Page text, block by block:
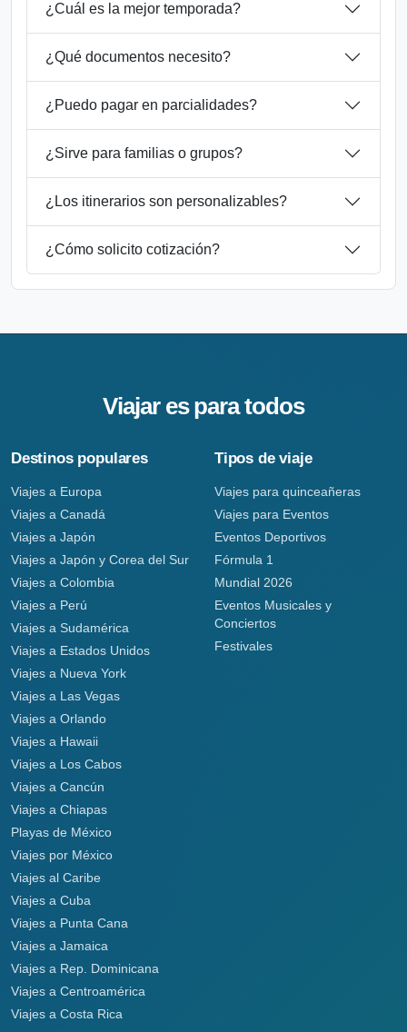
¿Cuál es la mejor temporada?
¿Qué documentos necesito?
¿Puedo pagar en parcialidades?
¿Sirve para familias o grupos?
¿Los itinerarios son personalizables?
¿Cómo solicito cotización?
Viajar es para todos
Destinos populares
Viajes a Europa
Viajes a Canadá
Viajes a Japón
Viajes a Japón y Corea del Sur
Viajes a Colombia
Viajes a Perú
Viajes a Sudamérica
Viajes a Estados Unidos
Viajes a Nueva York
Viajes a Las Vegas
Viajes a Orlando
Viajes a Hawaii
Viajes a Los Cabos
Viajes a Cancún
Viajes a Chiapas
Playas de México
Viajes por México
Viajes al Caribe
Viajes a Cuba
Viajes a Punta Cana
Viajes a Jamaica
Viajes a Rep. Dominicana
Viajes a Centroamérica
Viajes a Costa Rica
Tipos de viaje
Viajes para quinceañeras
Viajes para Eventos
Eventos Deportivos
Fórmula 1
Mundial 2026
Eventos Musicales y
Conciertos
Festivales